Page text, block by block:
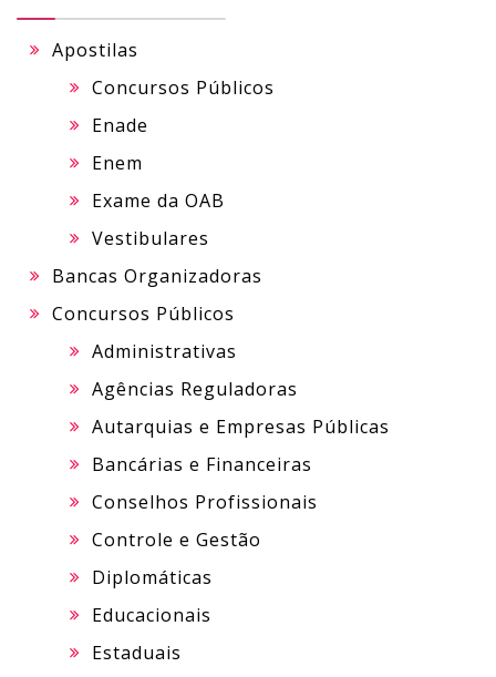
Apostilas
Concursos Públicos
Enade
Enem
Exame da OAB
Vestibulares
Bancas Organizadoras
Concursos Públicos
Administrativas
Agências Reguladoras
Autarquias e Empresas Públicas
Bancárias e Financeiras
Conselhos Profissionais
Controle e Gestão
Diplomáticas
Educacionais
Estaduais